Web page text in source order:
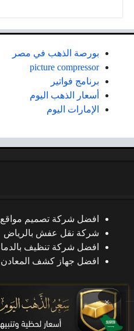
بورصة الذهب في مصر
picture compressor
برنامج فواتير
أسعار الذهب اليوم
الإمارات اليوم
افضل شركة تصميم
شركة نقل عفش بالرياض
افضل شركة تنظيف
افضل جهاز كشف المعادن
جميع
×